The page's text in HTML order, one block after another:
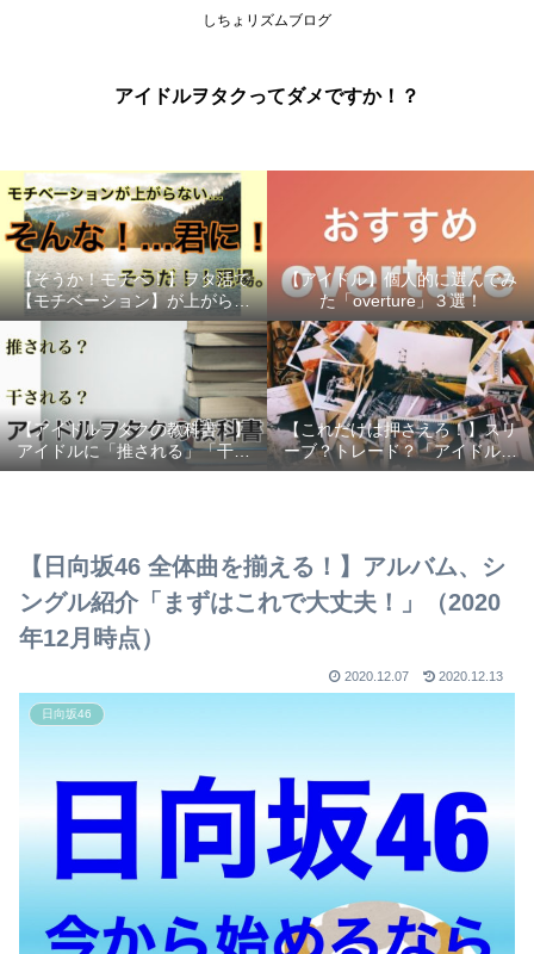
しちょリズムブログ
アイドルヲタクってダメですか！？
【そうか！モチベ！】ヲタ活で
【モチベーション】が上がらな
い時の対処法（推し変する前
【アイドル】個人的に選んでみ
た「overture」３選！
【アイドルヲタクの教科書！】
アイドルに「推される」「干さ
れない」…握手会、特典会で好
【これだけは押さえろ！】スリ
ーブ？トレード？「アイドル生
写真」を購入する際のポイント
【日向坂46 全体曲を揃える！】アルバム、シ
ングル紹介「まずはこれで大丈夫！」（2020
年12月時点）
2020.12.07 2020.12.13
日向坂46